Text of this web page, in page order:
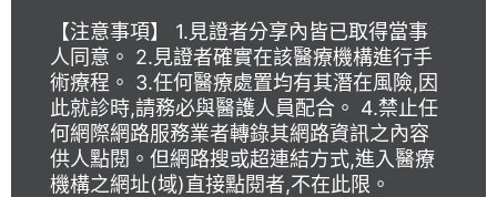
【注意事項】 1.見證者分享內皆已取得當事
人同意。 2.見證者確實在該醫療機構進行手
術療程。 3.任何醫療處置均有其潛在風險,因
此就診時,請務必與醫護人員配合。 4.禁止任
何網際網路服務業者轉錄其網路資訊之內容
供人點閱。但網路搜或超連結方式,進入醫療
機構之網址(域)直接點閱者,不在此限。